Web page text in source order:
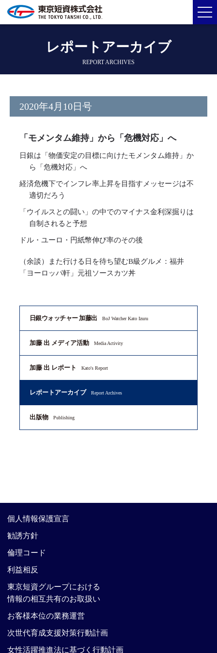
レポートアーカイブ
REPORT ARCHIVES
2020年4月10日号
「モメンタム維持」から「危機対応」へ
日銀は「物価安定の目標に向けたモメンタム維持」か
ら「危機対応」へ
経済危機下でインフレ率上昇を目指すメッセージは不
適切だろう
「ウイルスとの闘い」の中でのマイナス金利深掘りは
自制されると予想
ドル・ユーロ・円紙幣伸び率のその後
（余談）また行ける日を待ち望むB級グルメ：福井
「ヨーロッパ軒」元祖ソースカツ丼
日銀ウォッチャー 加藤出 BoJ Watcher Kato Izuru
加藤 出 メディア活動 Media Activity
加藤 出 レポート Kato's Report
レポートアーカイブ Report Archives
出版物 Publishing
個人情報保護宣言
勧誘方針
倫理コード
利益相反
東京短資グループにおける
情報の相互共有のお取扱い
お客様本位の業務運営
次世代育成支援対策行動計画
女性活躍推進法に基づく行動計画